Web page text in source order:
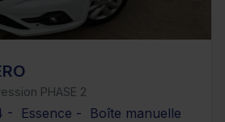
PHASE 2
- Essence - Boîte manuelle